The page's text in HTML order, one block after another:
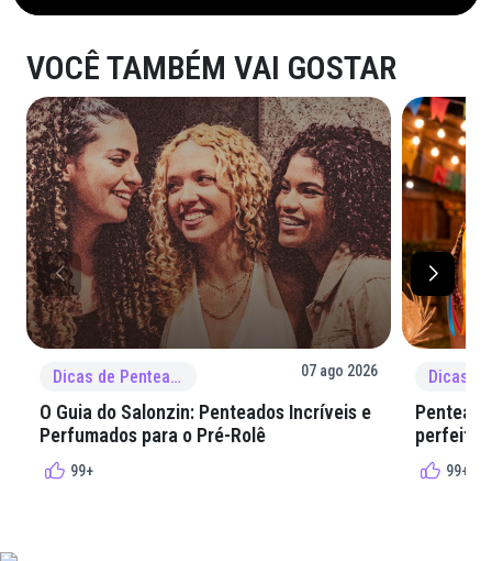
VOCÊ TAMBÉM VAI GOSTAR
Dicas de Penteado 07 ago 2026
O Guia do Salonzin: Penteados Incríveis e
Perfumados para o Pré-Rolê
99+
perfeita
99+